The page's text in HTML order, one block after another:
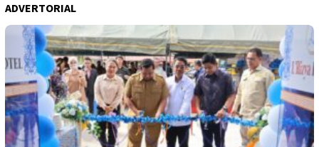
ADVERTORIAL